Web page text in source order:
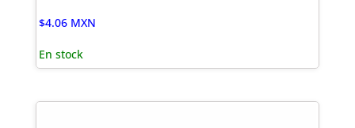
$4.06 MXN
En stock